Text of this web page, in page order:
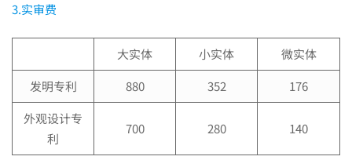
专
利
申
3.实审费
大实体 小实体
微实体
发明专利
880 352
176
外观设计专
利
700 280 140